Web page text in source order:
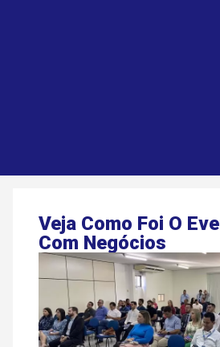
Veja Como Foi O
Com Negócios